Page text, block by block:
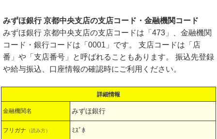
みずほ銀行 京都中央支店の支店コード・金融機関コード
みずほ銀行 京都中央支店の支店コードは「473」、金融機関
コード・銀行コードは「0001」です。 支店コードは「店
番」や「支店番号」と呼ばれることもあります。 振込先登録
や給与振込、口座情報の確認時にご利用ください。
詳細情報
金融機関名 みずほ銀行
フリガナ （読み方） ﾐｽﾞﾎ